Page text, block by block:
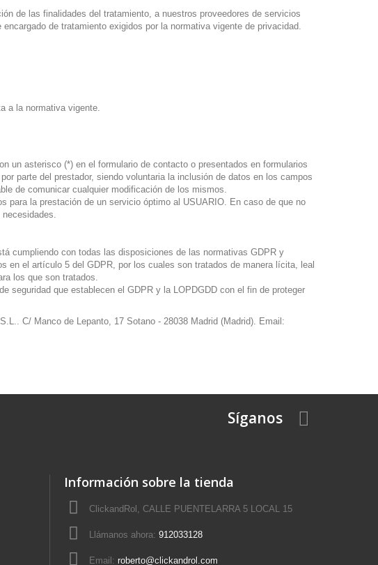
de las finalidades del tratamiento, a nuestros proveedores de servicios
de tratamiento exigidos por la normativa vigente de privacidad.
a la normativa vigente.
un asterisco (*) en el formulario de contacto o presentados en formularios
parte del prestador, siendo voluntaria la inclusión de datos en los campos
de comunicar cualquier modificación de los mismos.
para la prestación de un servicio óptimo al USUARIO. En caso de que no
cumpliendo con todas las disposiciones de las normativas GDPR y
en el artículo 5 del GDPR, por los cuales son tratados de manera lícita, leal
los que son tratados.
seguridad que establecen el GDPR y la LOPDGDD con el fin de proteger
C/ Manco de Lepanto, 17 Sotano - 28038 Madrid (Madrid). Email:
Síganos
Información sobre la tienda
ClickandRol, CALLE PUENTELARRA 5 LOCAL 15
Llámanos ahora: 912033128
Email: roberto@clickandrol.com